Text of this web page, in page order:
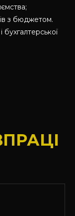
з бюджетом.
бухгалтерської